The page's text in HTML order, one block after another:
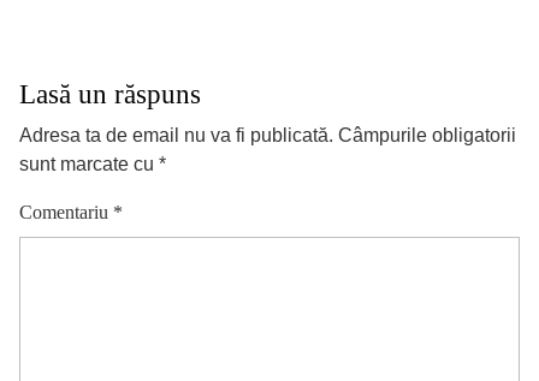
Lasă un răspuns
Adresa ta de email nu va fi publicată. Câmpurile obligatorii
sunt marcate cu *
Comentariu *